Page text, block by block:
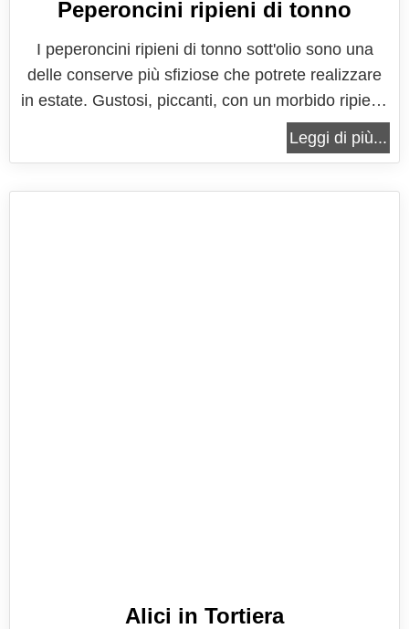
Peperoncini ripieni di tonno
I peperoncini ripieni di tonno sott'olio sono una
delle conserve più sfiziose che potrete realizzare
in estate. Gustosi, piccanti, con un morbido ripieno
di tonno, aromatizzato con alici e capperi, sono
semplici e tradizionali, e richiamano tutti i sapori
Leggi di più...
Alici in Tortiera